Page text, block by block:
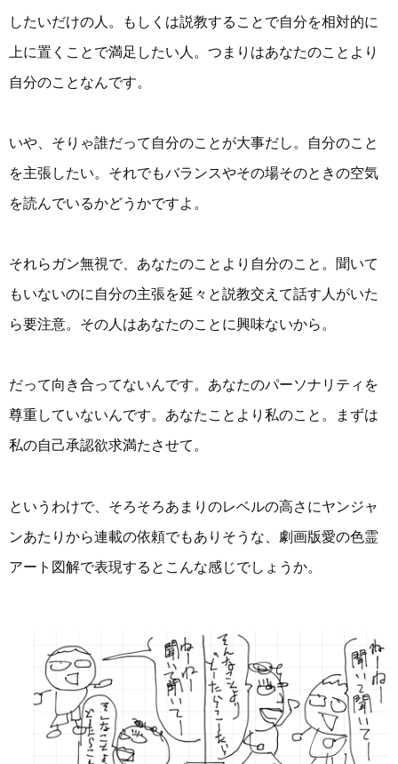
したいだけの人。もしくは説教することで自分を相対的に
上に置くことで満足したい人。つまりはあなたのことより
自分のことなんです。
いや、そりゃ誰だって自分のことが大事だし。自分のこと
を主張したい。それでもバランスやその場そのときの空気
を読んでいるかどうかですよ。
それらガン無視で、あなたのことより自分のこと。聞いて
もいないのに自分の主張を延々と説教交えて話す人がいた
ら要注意。その人はあなたのことに興味ないから。
だって向き合ってないんです。あなたのパーソナリティを
尊重していないんです。あなたことより私のこと。まずは
私の自己承認欲求満たさせて。
というわけで、そろそろあまりのレベルの高さにヤンジャ
ンあたりから連載の依頼でもありそうな、劇画版愛の色霊
アート図解で表現するとこんな感じでしょうか。